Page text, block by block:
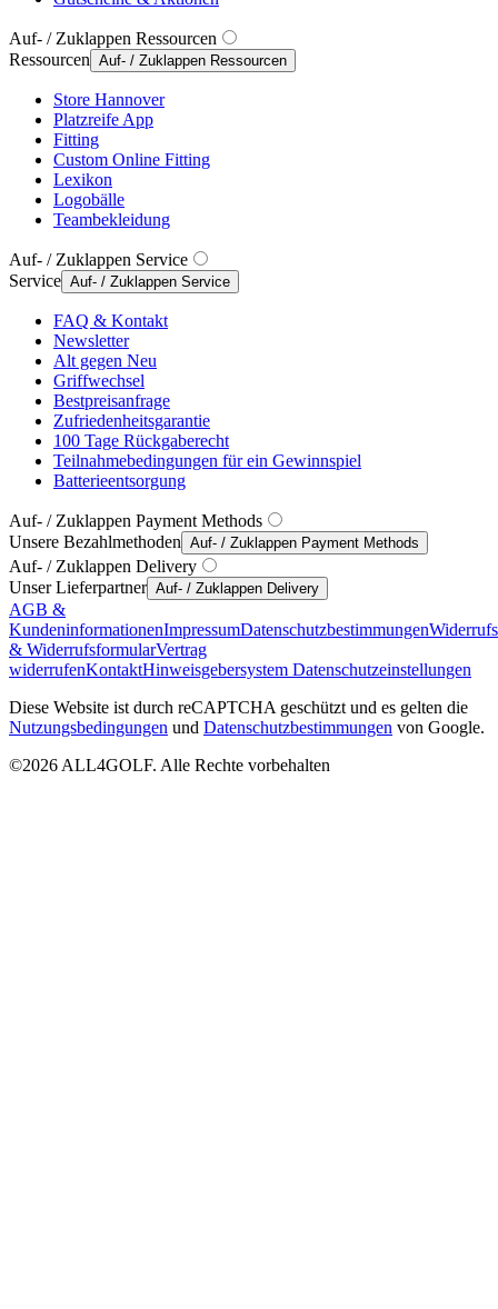
Auf- / Zuklappen Ressourcen
Ressourcen Auf- / Zuklappen Ressourcen
Store Hannover
Platzreife App
Fitting
Custom Online Fitting
Lexikon
Logobälle
Teambekleidung
Auf- / Zuklappen Service
Service Auf- / Zuklappen Service
FAQ & Kontakt
Newsletter
Alt gegen Neu
Griffwechsel
Bestpreisanfrage
Zufriedenheitsgarantie
100 Tage Rückgaberecht
Teilnahmebedingungen für ein Gewinnspiel
Batterieentsorgung
Auf- / Zuklappen Payment Methods
Unsere Bezahlmethoden Auf- / Zuklappen Payment Methods
Auf- / Zuklappen Delivery
Unser Lieferpartner Auf- / Zuklappen Delivery
AGB &
KundeninformationenImpressumDatenschutzbestimmungen
& WiderrufsformularVertrag
widerrufenKontaktHinweisgebersystem Datenschutzeinstellungen
Diese Website ist durch reCAPTCHA geschützt und es gelten die
Nutzungsbedingungen und Datenschutzbestimmungen von Google.
©2026 ALL4GOLF. Alle Rechte vorbehalten